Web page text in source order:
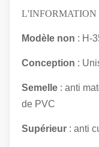
L'INFORMATION
Modèle non : H-
Conception :
Semelle : anti
de PVC
Supérieur : anti